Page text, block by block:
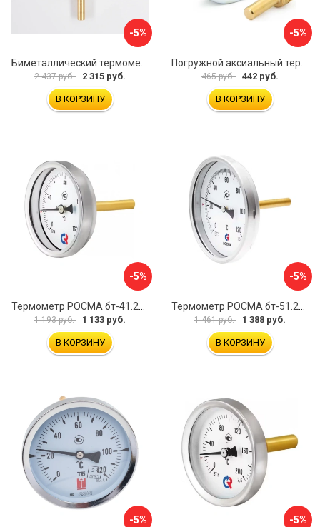
-5%
2 437 руб. 2 315 руб.
В КОРЗИНУ
-5%
465 руб. 442 руб.
В КОРЗИНУ
-5%
1 193 руб. 1 133 руб.
В КОРЗИНУ
-5%
1 461 руб. 1 388 руб.
В КОРЗИНУ
-5% -5%